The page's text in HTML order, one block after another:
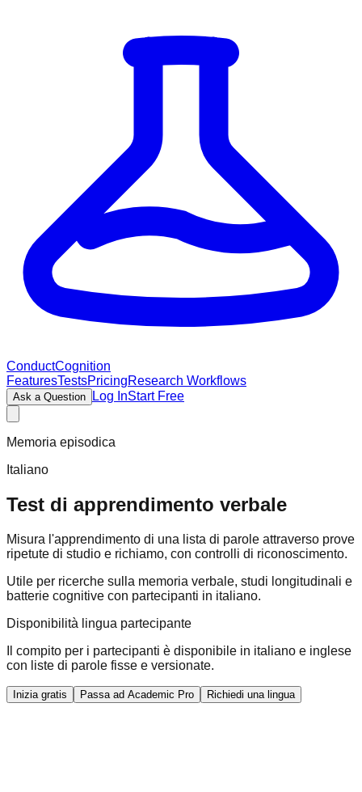
ConductCognition
FeaturesTestsPricingResearch Workflows
Ask a Question Log InStart Free
Memoria episodica
Italiano
Test di apprendimento verbale
Misura l'apprendimento di una lista di parole attraverso prove
ripetute di studio e richiamo, con controlli di riconoscimento.
Utile per ricerche sulla memoria verbale, studi longitudinali e
batterie cognitive con partecipanti in italiano.
Disponibilità lingua partecipante
Il compito per i partecipanti è disponibile in italiano e inglese
con liste di parole fisse e versionate.
Inizia gratis Passa ad Academic Pro Richiedi una lingua